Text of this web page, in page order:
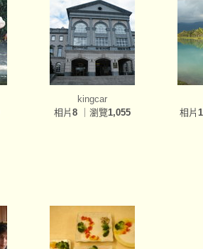
kingcar
相片 8 ｜瀏覽1,055
相片